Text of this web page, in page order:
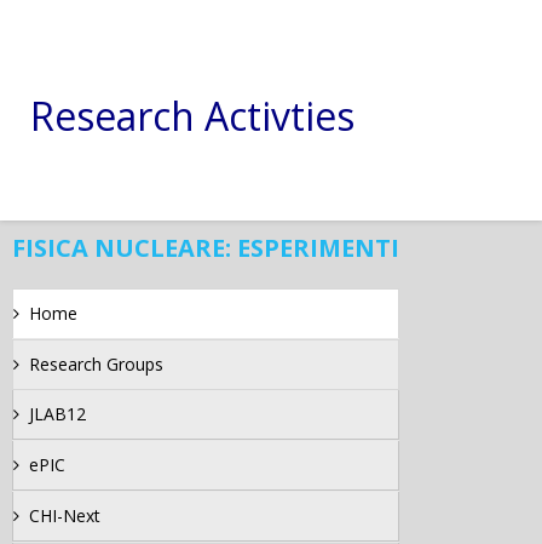
Research Activties
FISICA NUCLEARE: ESPERIMENTI
Home
Research Groups
JLAB12
ePIC
CHI-Next